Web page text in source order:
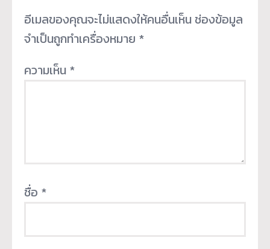
อีเมลของคุณจะไม่แสดงให้คนอื่นเห็น ช่องข้อมูล
จำเป็นถูกทำเครื่องหมาย *
ความเห็น *
ชื่อ *